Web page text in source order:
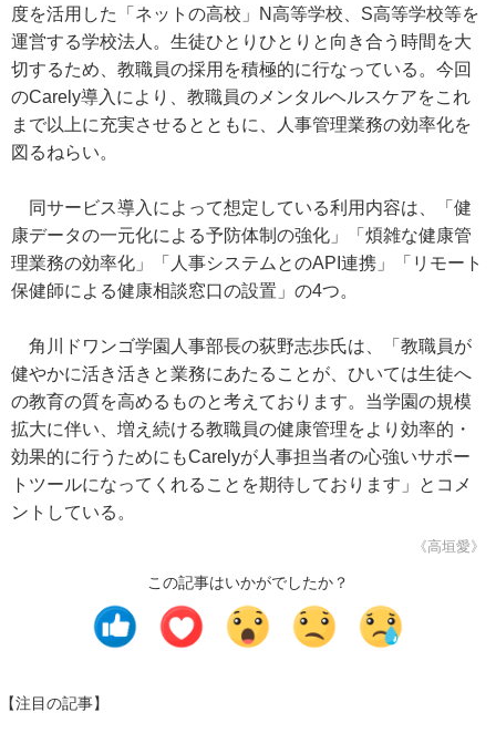
度を活用した「ネットの高校」N高等学校、S高等学校等を
運営する学校法人。生徒ひとりひとりと向き合う時間を大
切するため、教職員の採用を積極的に行なっている。今回
のCarely導入により、教職員のメンタルヘルスケアをこれ
まで以上に充実させるとともに、人事管理業務の効率化を
図るねらい。
同サービス導入によって想定している利用内容は、「健
康データの一元化による予防体制の強化」「煩雑な健康管
理業務の効率化」「人事システムとのAPI連携」「リモート
保健師による健康相談窓口の設置」の4つ。
角川ドワンゴ学園人事部長の荻野志歩氏は、「教職員が
健やかに活き活きと業務にあたることが、ひいては生徒へ
の教育の質を高めるものと考えております。当学園の規模
拡大に伴い、増え続ける教職員の健康管理をより効率的・
効果的に行うためにもCarelyが人事担当者の心強いサポー
トツールになってくれることを期待しております」とコメ
ントしている。
《高垣愛》
この記事はいかがでしたか？
【注目の記事】